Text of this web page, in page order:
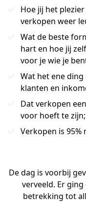
Hoe jij het
verkopen weer
Wat de beste
hart en hoe jij
voor je wie je
Wat het ene ding
klanten en
Dat verkopen
voor hoeft te zijn;
Verkopen is 95%
De dag is voorbij
verveeld. Er
betrekking tot